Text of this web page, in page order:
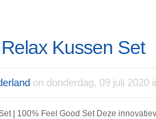
Kussen Set
on donderdag, 09 juli 2020
| 100% Feel Good Set Deze